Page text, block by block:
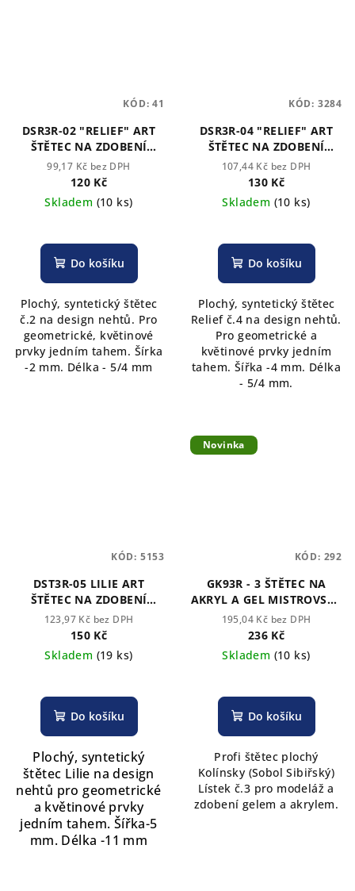
DSR3R-02 "RELIEF" ART
ŠTĚTEC NA ZDOBENÍ
NEHTU A VYTVARNÉ
UMĚNÍ ROUBLOFF
99,17 Kč bez DPH
120 Kč
Skladem (10 ks)
Do košíku
Plochý, syntetický štětec
č.2 na design nehtů. Pro
geometrické, květinové
prvky jedním tahem. Šírka
-2 mm. Délka - 5/4 mm
KÓD:41
DSR3R-04 "RELIEF" ART
ŠTĚTEC NA ZDOBENÍ
NEHTU A VYTVARNÉ
UMĚNÍ ROUBLOFF
107,44 Kč bez DPH
130 Kč
Skladem (10 ks)
Do košíku
Plochý, syntetický štětec
Relief č.4 na design nehtů.
Pro geometrické a
květinové prvky jedním
tahem. Šířka -4 mm. Délka
- 5/4 mm.
KÓD: 3284
DST3R-05 LILIE ART
ŠTĚTEC NA ZDOBENÍ
NEHTU A VYTVARNÉ
UMĚNÍ ROUBLOFF
123,97 Kč bez DPH
150 Kč
Skladem (19 ks)
Do košíku
Plochý, syntetický
štětec Lilie na design
nehtů pro geometrické
a květinové prvky
jedním tahem. Šířka-5
mm. Délka -11 mm
KÓD: 5153
Novinka
GK93R - 3 ŠTĚTEC NA
AKRYL A GEL MISTROVSKÝ
ROUBLOFF
195,04 Kč bez DPH
236 Kč
Skladem (10 ks)
Do košíku
Profi štětec plochý
Kolínsky (Sobol Sibiřský)
Lístek č.3 pro modeláž a
zdobení gelem a akrylem.
KÓD: 292